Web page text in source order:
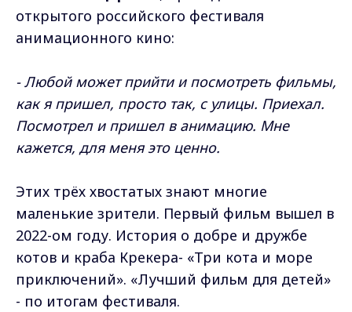
открытого российского фестиваля
анимационного кино:
- Любой может прийти и посмотреть фильмы,
как я пришел, просто так, с улицы. Приехал.
Посмотрел и пришел в анимацию. Мне
кажется, для меня это ценно.
Этих трёх хвостатых знают многие
маленькие зрители. Первый фильм вышел в
2022-ом году. История о добре и дружбе
котов и краба Крекера- «Три кота и море
приключений». «Лучший фильм для детей»
- по итогам фестиваля.